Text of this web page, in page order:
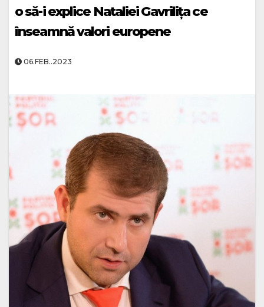
o să-i explice Nataliei Gavrilița ce
înseamnă valori europene
06.FEB..2023